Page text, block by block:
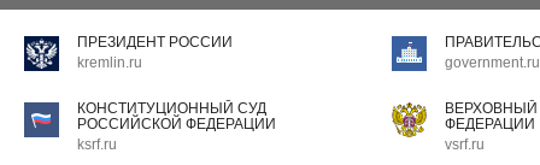
ПРЕЗИДЕНТ РОССИИ
kremlin.ru
government.ru
КОНСТИТУЦИОННЫЙ СУД
РОССИЙСКОЙ ФЕДЕРАЦИИ
ksrf.ru
ФЕДЕРАЦИИ
vsrf.ru